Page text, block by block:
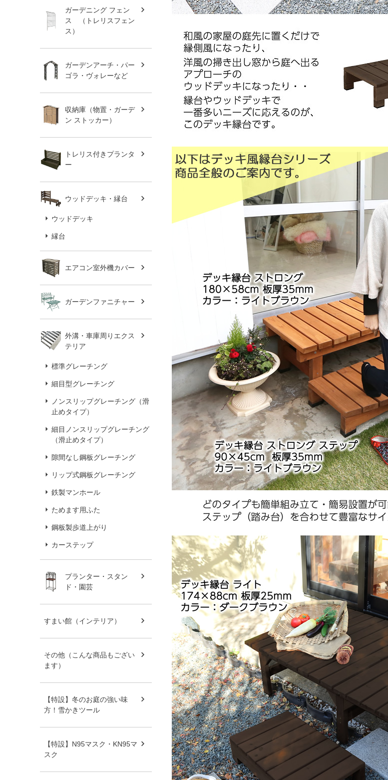
ガーデニング フェン
ス （トレリスフェン
ス）
ガーデンアーチ・パー
ゴラ・ヴォレーなど
収納庫（物置・ガーデ
ン ストッカー）
トレリス付きプランタ
ー
ウッドデッキ・縁台
ウッドデッキ
縁台
エアコン室外機カバー
ガーデンファニチャー
外溝・車庫周りエクス
テリア
標準グレーチング
細目型グレーチング
ノンスリップグレーチング（滑
止めタイプ）
細目ノンスリップグレーチング
（滑止めタイプ）
隙間なし鋼板グレーチング
リップ式鋼板グレーチング
鉄製マンホール
ためます用ふた
鋼板製歩道上がり
カーステップ
プランター・スタン
ド・園芸
すまい館（インテリア）
その他（こんな商品もござい
ます）
【特設】冬のお庭の強い味
方！雪かきツール
【特設】N95マスク・KN95マ
スク